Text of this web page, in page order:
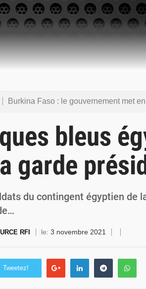
Burkina Faso : le gouvernement met en demeure l’artiste Kosa Pic de retirer de toutes les
Commémoration du 5 août : Ibrahim Traoré appelle à faire de la Révolution
Burkina Faso : l’ALP ratifie le protocole de Montréal
bleus
garde
du contingent égyptien de
RFI le: 3 novembre 2021
Tweetez!